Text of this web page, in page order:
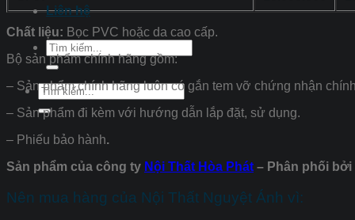
Liên hệ
Tìm
kiếm:
Tìm
kiếm:
Chất liệu: Bọc PVC hoặc da cao cấp.
Bộ sản phẩm chính hãng gồm:
– Sản phẩm chính hãng luôn có gắn tem vỡ chứng nhận
– Sản phẩm đi kèm với hướng dẫn lắp đặt, sử dụng.
– Phiếu bảo hành.
Sản phẩm của công ty Nội Thất Hòa Phát – Phân phối bởi
Nên mua hàng của Nội Thất Nguyệt Ánh vì: